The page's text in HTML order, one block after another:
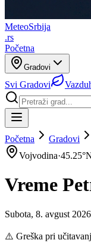
MeteoSrbija
.rs
Početna
Gradovi
Svi Gradovi
Početna Gradovi
Vojvodina·45.25
Vreme
Subota, 8. avgust 2026
⚠️ Greška pri